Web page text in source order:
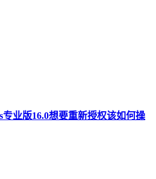
业版16.0想要重新授权该如何操